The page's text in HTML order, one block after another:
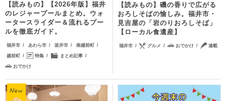
【読みもの】【2026年版】福井
のレジャープールまとめ。ウォ
ータースライダー＆流れるプー
ルを徹底ガイド。
福井市 あわら市 坂井市 南越前町
越前町 特集 まとめ記事
おでかけ
【読みもの】磯の香りで広がる
おろしそばの愉しみ。福井市・
見吉屋の「岩のりおろしそば」
【ローカル食遺産】
福井市 グルメ おでかけ 連載